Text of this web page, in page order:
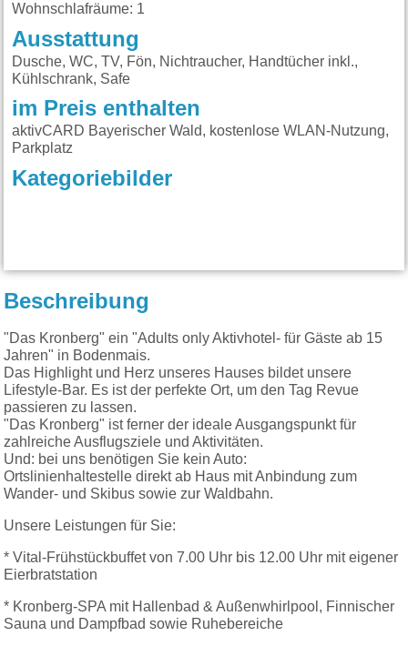
Wohnschlafräume: 1
Ausstattung
Dusche, WC, TV, Fön, Nichtraucher, Handtücher inkl.,
Kühlschrank, Safe
im Preis enthalten
aktivCARD Bayerischer Wald, kostenlose WLAN-Nutzung,
Parkplatz
Kategoriebilder
Beschreibung
"Das Kronberg" ein "Adults only Aktivhotel- für Gäste ab 15
Jahren" in Bodenmais.
Das Highlight und Herz unseres Hauses bildet unsere
Lifestyle-Bar. Es ist der perfekte Ort, um den Tag Revue
passieren zu lassen.
"Das Kronberg" ist ferner der ideale Ausgangspunkt für
zahlreiche Ausflugsziele und Aktivitäten.
Und: bei uns benötigen Sie kein Auto:
Ortslinienhaltestelle direkt ab Haus mit Anbindung zum
Wander- und Skibus sowie zur Waldbahn.
Unsere Leistungen für Sie:
* Vital-Frühstückbuffet von 7.00 Uhr bis 12.00 Uhr mit eigener
Eierbratstation
* Kronberg-SPA mit Hallenbad & Außenwhirlpool, Finnischer
Sauna und Dampfbad sowie Ruhebereiche